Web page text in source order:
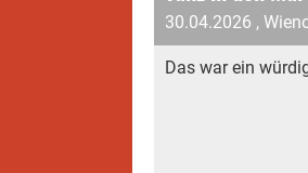
30.04.2026 ,
Das war ein